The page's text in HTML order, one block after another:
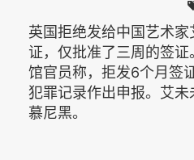
英国拒绝发给中国艺术
证，仅批准了三周的签
馆官员称，拒发6个月签
犯罪记录作出申报。艾
慕尼黑。